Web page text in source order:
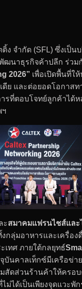
ง จำกัด (SFL) ซึ่งเป็น
ฒนาธุรกิจค้าปลีก ร่วม
2026” เพื่อเปิดพื้นที่ใ
ดีย และต่อยอดโอกาส
รที่ตอบโจทย์ลูกค้าไ
ฯ
ะสมาคมแฟรนไชส์และ
ลุ่มอาหารและเครื่อง
เทศ ภายใต้กลยุทธ์
บันคาลเท็กซ์มีเครือข่
สัดส่วนร้านค้าให้ครอ
ได้เป็นเพียงจุดแวะพั